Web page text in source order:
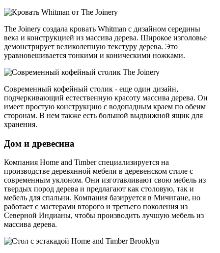
The Joinery создала кровать Whitman с дизайном середины
века и конструкцией из массива дерева. Широкое изголовье
демонстрирует великолепную текстуру дерева. Это
уравновешивается тонкими и коническими ножками.
Современный кофейный столик - еще один дизайн,
подчеркивающий естественную красоту массива дерева. Он
имеет простую конструкцию с водопадным краем по обеим
сторонам. В нем также есть большой выдвижной ящик для
хранения.
Дом и древесина
Компания Home and Timber специализируется на
производстве деревянной мебели в деревенском стиле с
современным уклоном. Они изготавливают свою мебель из
твердых пород дерева и предлагают как столовую, так и
мебель для спальни. Компания базируется в Мичигане, но
работает с мастерами второго и третьего поколения из
Северной Индианы, чтобы производить лучшую мебель из
массива дерева.